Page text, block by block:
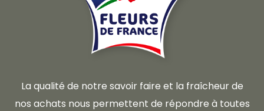
La qualité de notre savoir faire et la fraîcheur de
nos achats nous permettent de répondre à toutes